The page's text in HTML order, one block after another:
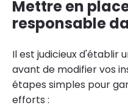
Mettre en
responsable
Il est judicieux d'établir
avant de modifier vos
étapes simples pour
efforts :